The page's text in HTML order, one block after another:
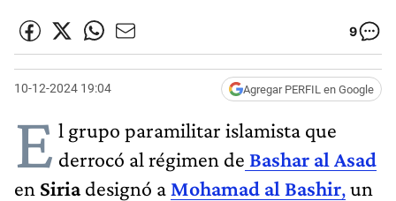
9
10-12-2024 19:04 Agregar PERFIL en Google
E l grupo paramilitar islamista que
derrocó al régimen de Bashar al Asad
en Siriadesignó a Mohamad al Bashir,un